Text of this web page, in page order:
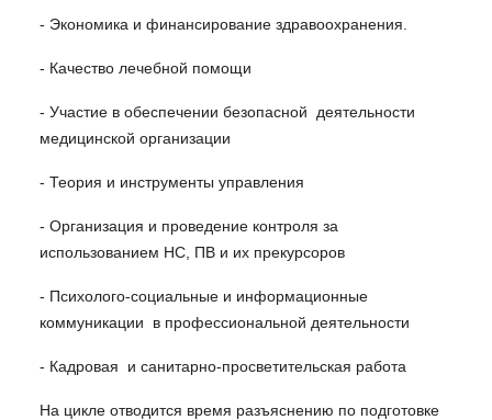
- Экономика и финансирование здравоохранения.
- Качество лечебной помощи
- Участие в обеспечении безопасной деятельности
медицинской организации
- Теория и инструменты управления
- Организация и проведение контроля за
использованием НС, ПВ и их прекурсоров
- Психолого-социальные и информационные
коммуникации в профессиональной деятельности
- Кадровая и санитарно-просветительская работа
На цикле отводится время разъяснению по подготовке